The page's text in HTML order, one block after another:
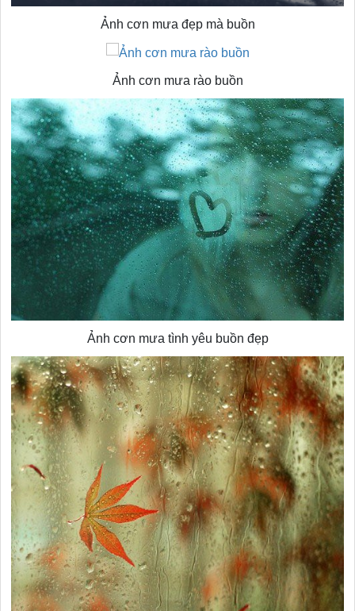
Ảnh cơn mưa đẹp mà buồn
Ảnh cơn mưa rào buồn
Ảnh cơn mưa tình yêu buồn đẹp